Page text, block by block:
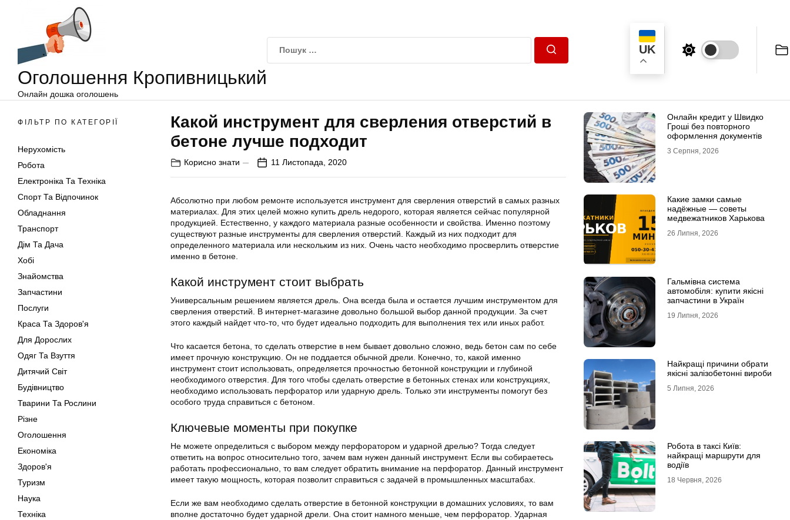
Оголошення Кропивницький
Онлайн дошка оголошень
UK
ФІЛЬТР ПО КАТЕГОРІЇ
Нерухомість
Робота
Електроніка Та Техніка
Спорт Та Відпочинок
Обладнання
Транспорт
Дім Та Дача
Хобі
Знайомства
Запчастини
Послуги
Краса Та Здоров'я
Для Дорослих
Одяг Та Взуття
Дитячий Світ
Будівництво
Тварини Та Рослини
Різне
Оголошення
Економіка
Здоров'я
Туризм
Наука
Техніка
Какой инструмент для сверления отверстий в
бетоне лучше подходит
Корисно знати 11 Листопада, 2020
Абсолютно при любом ремонте используется инструмент для сверления отверстий в самых разных
материалах. Для этих целей можно купить дрель недорого, которая является сейчас популярной
продукцией. Естественно, у каждого материала разные особенности и свойства. Именно поэтому
существуют разные инструменты для сверления отверстий. Каждый из них подходит для
определенного материала или нескольким из них. Очень часто необходимо просверлить отверстие
именно в бетоне.
Какой инструмент стоит выбрать
Универсальным решением является дрель. Она всегда была и остается лучшим инструментом для
сверления отверстий. В интернет-магазине довольно большой выбор данной продукции. За счет
этого каждый найдет что-то, что будет идеально подходить для выполнения тех или иных работ.
Что касается бетона, то сделать отверстие в нем бывает довольно сложно, ведь бетон сам по себе
имеет прочную конструкцию. Он не поддается обычной дрели. Конечно, то, какой именно
инструмент стоит использовать, определяется прочностью бетонной конструкции и глубиной
необходимого отверстия. Для того чтобы сделать отверстие в бетонных стенах или конструкциях,
необходимо использовать перфоратор или ударную дрель. Только эти инструменты помогут без
особого труда справиться с бетоном.
Ключевые моменты при покупке
Не можете определиться с выбором между перфоратором и ударной дрелью? Тогда следует
ответить на вопрос относительно того, зачем вам нужен данный инструмент. Если вы собираетесь
работать профессионально, то вам следует обратить внимание на перфоратор. Данный инструмент
имеет такую мощность, которая позволит справиться с задачей в промышленных масштабах.
Если же вам необходимо сделать отверстие в бетонной конструкции в домашних условиях, то вам
вполне достаточно будет ударной дрели. Она стоит намного меньше, чем перфоратор. Ударная
Онлайн кредит у Швидко
Гроші без повторного
оформлення документів
3 Серпня, 2026
Какие замки самые
надёжные — советы
медвежатников Харькова
26 Липня, 2026
Гальмівна система
автомобіля: купити якісні
запчастини в Україн
19 Липня, 2026
Найкращі причини обрати
якісні залізобетонні вироби
5 Липня, 2026
Робота в таксі Київ:
найкращі маршрути для
водіїв
18 Червня, 2026